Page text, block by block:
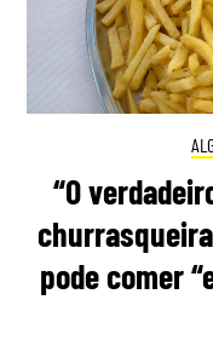
“O
pode comer